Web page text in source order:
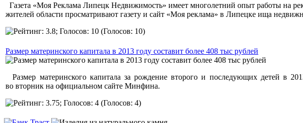
Газета «Моя Реклама Липецк Недвижимость» имеет многолетний опыт работы на
жителей области просматривают газету и сайт «Моя реклама» в Липецке ища
(Голосов: 10)
Размер материнского капитала в 2013 году составит более 408 тыс рублей
Размер материнского капитала за рождение второго и последующих детей в
во вторник на официальном сайте Минфина.
(Голосов: 4)